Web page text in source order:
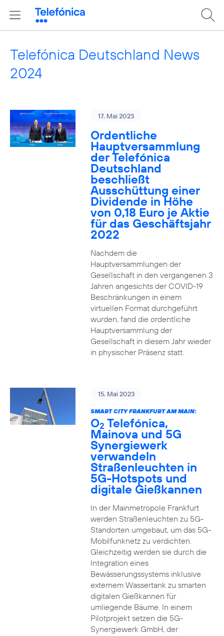
Telefónica Deutschland News
2024
17. Mai 2023
Ordentliche
Hauptversammlung
der Telefónica
Deutschland
beschließt
Ausschüttung einer
Dividende in Höhe
von 0,18 Euro je Aktie
für das Geschäftsjahr
2022
Nachdem die
Hauptversammlungen der
Gesellschaft in den vergangenen 3
Jahren angesichts der COVID-19
Beschränkungen in einem
virtuellen Format durchgeführt
wurden, fand die ordentliche
Hauptversammlung der
Gesellschaft in diesem Jahr wieder
in physischer Präsenz statt.
15. Mai 2023
SMART CITY FRANKFURT AM MAIN:
O2 Telefónica,
Mainova und 5G
Synergiewerk
verwandeln
Straßenleuchten in
5G-Hotspots und
digitale Gießkannen
In der Mainmetropole Frankfurt
werden Straßenleuchten zu 5G-
Standorten umgebaut, um das 5G-
Mobilfunknetz zu verdichten.
Gleichzeitig werden sie durch die
Integration eines
Bewässerungssystems inklusive
externem Wassertank zu smarten
digitalen Gießkannen für
umliegende Bäume. In einem
Pilotprojekt setzen die 5G-
Synergiewerk GmbH, der